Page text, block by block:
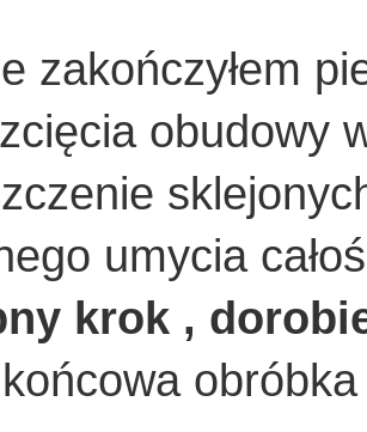
zakończyłem
obudowy
umycia
krok ,